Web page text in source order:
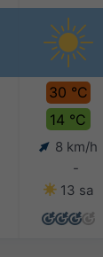
30 °C
14 °C
8 km/h
-
13 sa